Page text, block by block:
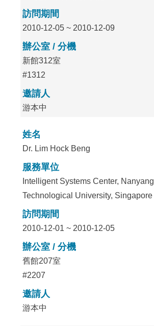
訪問期間
2010-12-05 ~ 2010-12-09
辦公室 / 分機
新館312室
#1312
邀請人
游本中
姓名
Dr. Lim Hock Beng
服務單位
Intelligent Systems Center, Nanyang
Technological University, Singapore
訪問期間
2010-12-01 ~ 2010-12-05
辦公室 / 分機
舊館207室
#2207
邀請人
游本中